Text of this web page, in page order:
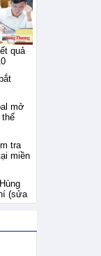
quả
mở
tra
miền
(sửa